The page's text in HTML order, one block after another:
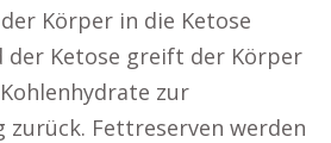
Körper in die Ketose
der Ketose greift der Körper
zur
zurück. Fettreserven werden